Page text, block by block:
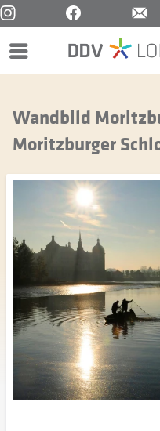
Menü
Wandbild
Moritzburger